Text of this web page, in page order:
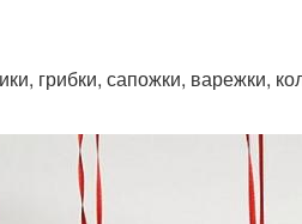
грибки, сапожки, варежки,